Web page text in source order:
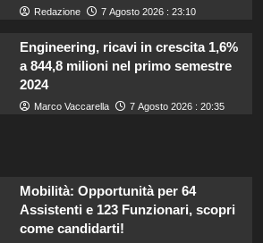
Redazione 7 Agosto 2026 : 23:10
Engineering, ricavi in crescita 1,6%
a 844,8 milioni nel primo semestre
2024
Marco Vaccarella 7 Agosto 2026 : 20:35
Mobilità: Opportunità per 64
Assistenti e 123 Funzionari, scopri
come candidarti!